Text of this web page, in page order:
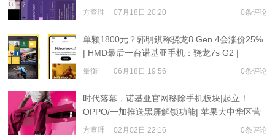
7s Gen 2
方查理 07月18日 20:20 0条评论
单颗1800元？郭明錤称骁龙8 Gen 4会涨价25%
| HMD最后一台诺基亚手机：骁龙7s G2 |
iPhone 16尺寸出炉
量衡 06月18日 19:56 0条评论
时代落幕，诺基亚官网移除手机板块|起立！
OPPO/一加推送黑屏解锁功能| 苹果大中华区营
收下降13%
方查理 02月02日 22:16 0条评论